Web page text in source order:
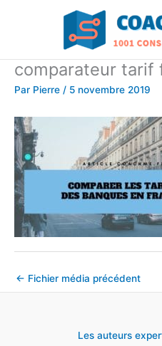
comparateur tarif
Par Pierre / 5 novembre 2019
← Fichier média précédent
Les auteurs